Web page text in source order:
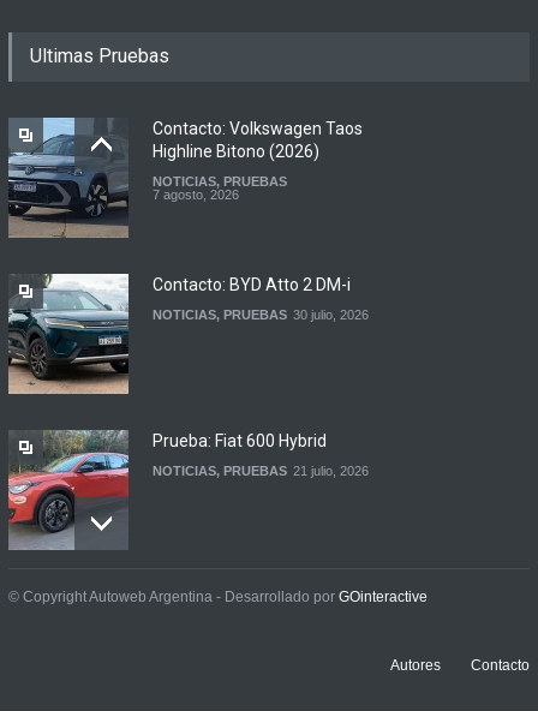
renovadas S2 y Skua 150 en
7 agosto, 2026
Argentina y Ecuador
Ultimas Pruebas
Contacto: Volkswagen Taos
Highline Bitono (2026)
NOTICIAS, PRUEBAS
7 agosto, 2026
Contacto: BYD Atto 2 DM-i
NOTICIAS, PRUEBAS 30 julio, 2026
Prueba: Fiat 600 Hybrid
NOTICIAS, PRUEBAS 21 julio, 2026
Prueba: BYD Song Pro GS
© Copyright Autoweb Argentina - Desarrollado por GOinteractive
Autores Contacto